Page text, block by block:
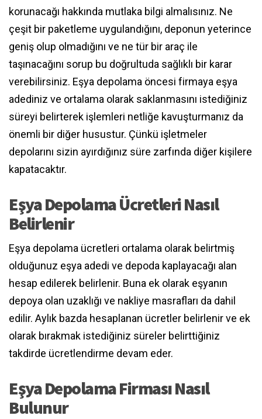
korunacağı hakkında mutlaka bilgi almalısınız. Ne
çeşit bir paketleme uygulandığını, deponun yeterince
geniş olup olmadığını ve ne tür bir araç ile
taşınacağını sorup bu doğrultuda sağlıklı bir karar
verebilirsiniz. Eşya depolama öncesi firmaya eşya
adediniz ve ortalama olarak saklanmasını istediğiniz
süreyi belirterek işlemleri netliğe kavuşturmanız da
önemli bir diğer husustur. Çünkü işletmeler
depolarını sizin ayırdığınız süre zarfında diğer kişilere
kapatacaktır.
Eşya Depolama Ücretleri Nasıl
Belirlenir
Eşya depolama ücretleri ortalama olarak belirtmiş
olduğunuz eşya adedi ve depoda kaplayacağı alan
hesap edilerek belirlenir. Buna ek olarak eşyanın
depoya olan uzaklığı ve nakliye masrafları da dahil
edilir. Aylık bazda hesaplanan ücretler belirlenir ve ek
olarak bırakmak istediğiniz süreler belirttiğiniz
takdirde ücretlendirme devam eder.
Eşya Depolama Firması Nasıl
Bulunur